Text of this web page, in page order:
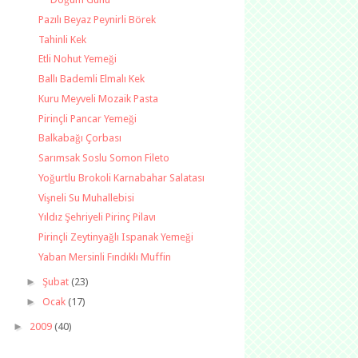
Pazılı Beyaz Peynirli Börek
Tahinli Kek
Etli Nohut Yemeği
Ballı Bademli Elmalı Kek
Kuru Meyveli Mozaik Pasta
Pirinçli Pancar Yemeği
Balkabağı Çorbası
Sarımsak Soslu Somon Fileto
Yoğurtlu Brokoli Karnabahar Salatası
Vişneli Su Muhallebisi
Yıldız Şehriyeli Pirinç Pilavı
Pirinçli Zeytinyağlı Ispanak Yemeği
Yaban Mersinli Fındıklı Muffin
► Şubat (23)
► Ocak (17)
► 2009 (40)